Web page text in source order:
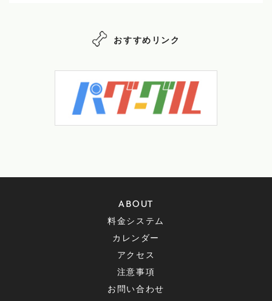
おすすめリンク
ABOUT
料金システム
カレンダー
アクセス
注意事項
お問い合わせ